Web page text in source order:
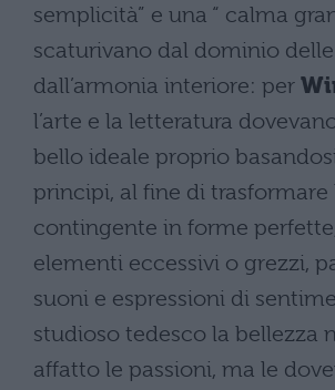
semplicità” e una “ calma
scaturivano dal dominio
dall’armonia interiore: per
l’arte e la letteratura
bello ideale proprio
principi, al fine di trasformare
contingente in forme
elementi eccessivi o grezzi,
suoni e espressioni di
studioso tedesco la bellezza
affatto le passioni, ma le